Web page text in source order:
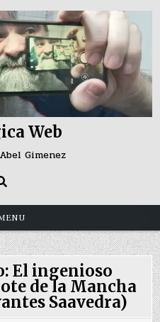
Web
Gimenez
El ingenioso
de la Mancha
Saavedra)